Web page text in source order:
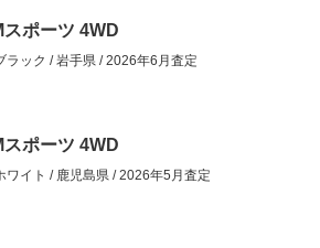
ポーツ 4WD
ラック /岩手県 /2026年6月査定
ポーツ 4WD
ワイト / 鹿児島県 /2026年5月査定